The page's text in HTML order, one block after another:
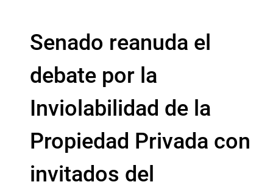
Senado reanuda el
debate por la
Inviolabilidad de la
Propiedad Privada con
invitados del